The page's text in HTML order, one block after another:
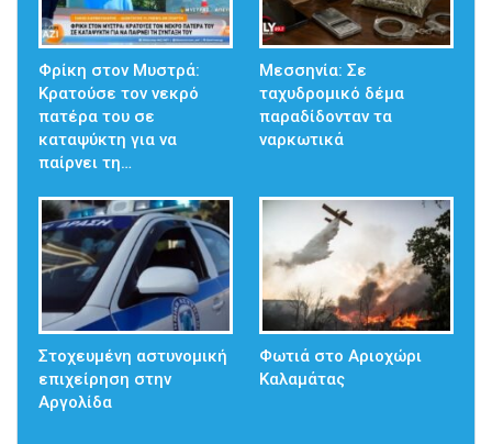
Φρίκη στον Μυστρά:
Κρατούσε τον νεκρό
πατέρα του σε
καταψύκτη για να
παίρνει τη…
Μεσσηνία: Σε
ταχυδρομικό δέμα
παραδίδονταν τα
ναρκωτικά
Στοχευμένη αστυνομική
επιχείρηση στην
Αργολίδα
Φωτιά στο Αριοχώρι
Καλαμάτας